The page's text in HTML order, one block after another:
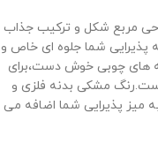
دسته چوبی مدل 2035،با طراحی مربع شکل و ترکیب جذاب
پذیرایی شما جلوه‌ ای خاص و
های چوبی خوش دست،برای
مشکی بدنه فلزی و
میز پذیرایی شما اضافه می